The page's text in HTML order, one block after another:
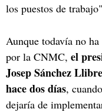
los puestos de
Aunque todavía no
por la CNMC, el
Josep Sánchez
hace dos días,
dejaría de